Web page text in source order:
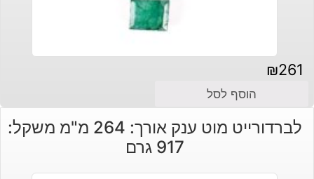
₪261
הוסף לסל
לברדורייט מוט ענק אורך: 264 מ"מ משקל:
917 גרם